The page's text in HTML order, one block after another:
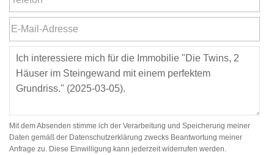
Mit dem Absenden stimme ich der Verarbeitung und Speicherung meiner
Daten gemäß der Datenschutzerklärung zwecks Beantwortung meiner
Anfrage zu. Diese Einwilligung kann jederzeit widerrufen werden.